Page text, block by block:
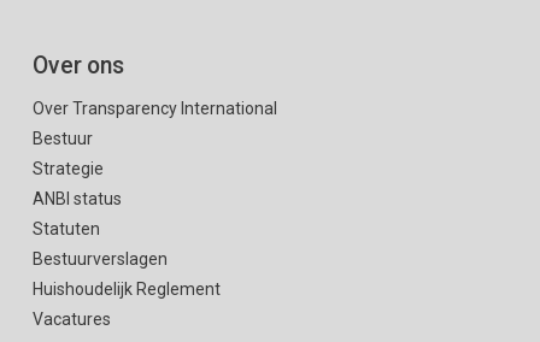
Over ons
Over Transparency International
Bestuur
Strategie
ANBI status
Statuten
Bestuurverslagen
Huishoudelijk Reglement
Vacatures